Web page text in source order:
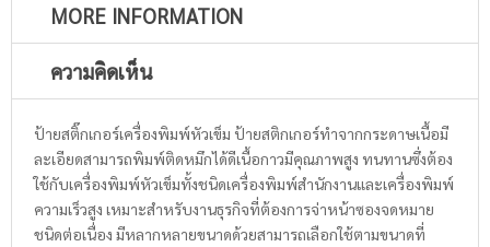
MORE INFORMATION
ความคิดเห็น
ป้ายสติ๊กเกอร์เครื่องพิมพ์หัวเข็ม ป้ายสติกเกอร์ทำจากกระดาษเนื้อมี
ละเอียดสามารถพิมพ์ติดหมึกได้ดีเนื้อกาวมีคุณภาพสูง ทนทานซึ่งต้อง
ใช้กับเครื่องพิมพ์หัวเข็มทั้งชนิดเครื่องพิมพ์สำนักงานและเครื่องพิมพ์
ความเร็วสูง เหมาะสำหรับงานธุรกิจที่ต้องการจ่าหน้าซองจดหมาย
ชนิดต่อเนื่อง มีหลากหลายขนาดด้วยสามารถเลือกใช้ตามขนาดที่